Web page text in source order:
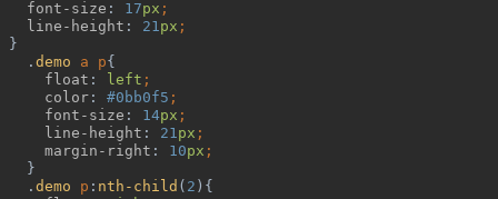
font-size : 17px ;
line-height : 21px ;
}
. demo a p{
float : left ;
color : #0bb0f5 ;
font-size : 14px ;
line-height : 21px ;
margin-right : 10px ;
}
. demo p : nth-child ( 2 ){